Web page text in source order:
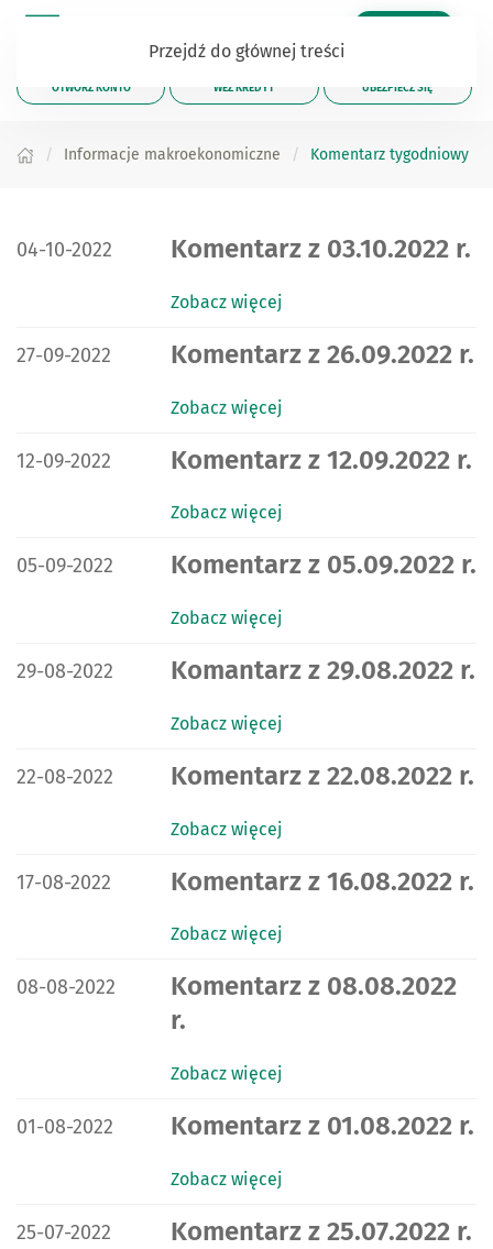
Przejdź do głównej treści
OTWÓRZ KONTO WEŹ KREDYT UBEZPIECZ SIĘ
Informacje makroekonomiczne Komentarz tygodniowy
DATA PUBLIKACJI:
04-10-2022 Komentarz z 03.10.2022 r.
Zobacz więcej
DATA PUBLIKACJI:
27-09-2022 Komentarz z 26.09.2022 r.
Zobacz więcej
DATA PUBLIKACJI:
12-09-2022 Komentarz z 12.09.2022 r.
Zobacz więcej
DATA PUBLIKACJI:
05-09-2022 Komentarz z 05.09.2022 r.
Zobacz więcej
DATA PUBLIKACJI:
29-08-2022 Komantarz z 29.08.2022 r.
Zobacz więcej
DATA PUBLIKACJI:
22-08-2022 Komentarz z 22.08.2022 r.
Zobacz więcej
DATA PUBLIKACJI:
17-08-2022 Komentarz z 16.08.2022 r.
Zobacz więcej
DATA PUBLIKACJI:
08-08-2022
Komentarz z 08.08.2022
r.
Zobacz więcej
DATA PUBLIKACJI:
01-08-2022 Komentarz z 01.08.2022 r.
Zobacz więcej
DATA PUBLIKACJI:
25-07-2022 Komentarz z 25.07.2022 r.